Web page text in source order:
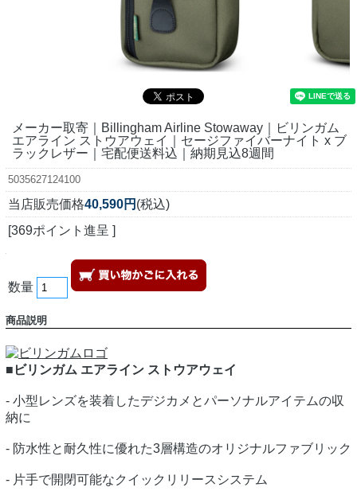
メーカー取寄｜Billingham Airline Stowaway｜ビリンガム
エアライン ストウアウェイ｜セージファイバーナイト x ブ
ラックレザー｜宅配便送料込｜納期見込8週間
5035627124100
当店販売価格40,590円 (税込)
[369ポイント進呈 ]
数量
商品説明
■ビリンガム エアライン ストウアウェイ
- 小型レンズを装着したデジカメとパーソナルアイテムの収
納に
- 防水性と耐久性に優れた3層構造のオリジナルファブリック
- 片手で開閉可能なクイックリリースシステム